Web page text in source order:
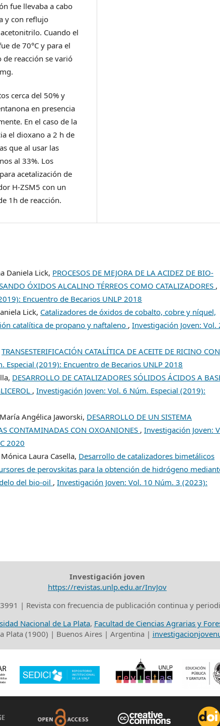
fue llevaba a cabo
y con reflujo
Cuando el
de 70°C y para el
reacción se varió
cerca del 50% y
en presencia
En el caso de la
el dioxano a 2 h de
que al usar las
al 33%. Los
acetalización de
H-ZSM5 con un
1h de reacción.
Daniela Lick, PROCESOS DE MEJORA DE LA ACIDEZ DE BIO-
ÓXIDOS ALCALINO TÉRREOS COMO CATALIZADORES ,
Encuentro de Becarios UNLP 2018
Lick, Catalizadores de óxidos de cobalto, cobre y níquel,
catalítica de propano y naftaleno ,Investigación Joven: Vol.
TRANSESTERIFICACIÓN CATALÍTICA DE ACEITE DE RICINO CON
Especial (2019): Encuentro de Becarios UNLP 2018
DESARROLLO DE CATALIZADORES SÓLIDOS ÁCIDOS A
,Investigación Joven: Vol. 6 Núm. Especial (2019):
Angélica Jaworski, DESARROLLO DE UN SISTEMA
CONTAMINADAS CON OXOANIONES ,Investigación Joven:
2020
Laura Casella, Desarrollo de catalizadores bimetálicos
de perovskitas para la obtención de hidrógeno
del bio-oil ,Investigación Joven: Vol. 10 Núm. 3 (2023):
Investigación joven
https://revistas.unlp.edu.ar/InvJov
| Revista con frecuencia de publicación continua y
Nacional de La Plata, Facultad de Ciencias Agrarias y
Plata (1900) | Buenos Aires | Argentina |